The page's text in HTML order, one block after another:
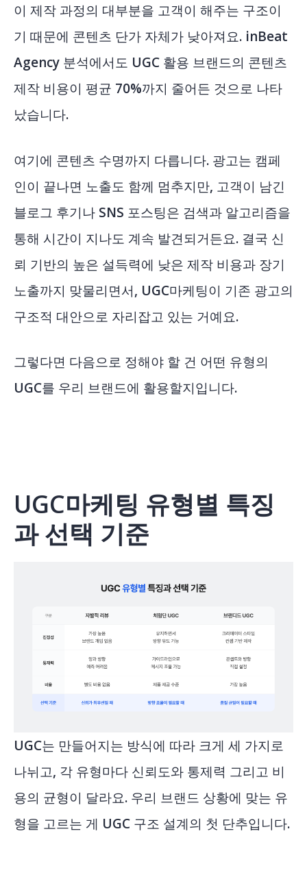
이 제작 과정의 대부분을 고객이 해주는 구조이
기 때문에 콘텐츠 단가 자체가 낮아져요. inBeat
Agency 분석에서도 UGC 활용 브랜드의 콘텐츠
제작 비용이 평균 70%까지 줄어든 것으로 나타
났습니다.
여기에 콘텐츠 수명까지 다릅니다. 광고는 캠페
인이 끝나면 노출도 함께 멈추지만, 고객이 남긴
블로그 후기나 SNS 포스팅은 검색과 알고리즘을
통해 시간이 지나도 계속 발견되거든요. 결국 신
뢰 기반의 높은 설득력에 낮은 제작 비용과 장기
노출까지 맞물리면서, UGC마케팅이 기존 광고의
구조적 대안으로 자리잡고 있는 거예요.
그렇다면 다음으로 정해야 할 건 어떤 유형의
UGC를 우리 브랜드에 활용할지입니다.
UGC마케팅 유형별 특징
과 선택 기준
UGC는 만들어지는 방식에 따라 크게 세 가지로
나뉘고, 각 유형마다 신뢰도와 통제력 그리고 비
용의 균형이 달라요. 우리 브랜드 상황에 맞는 유
형을 고르는 게 UGC 구조 설계의 첫 단추입니다.